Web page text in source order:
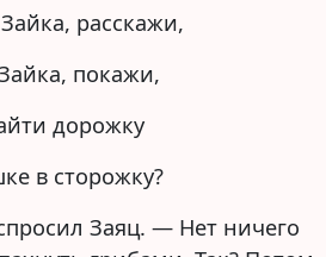
расскажи,
покажи,
дорожку
в сторожку?
Заяц. — Нет ничего